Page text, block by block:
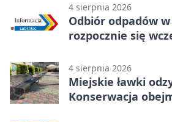
4 sierpnia 2026
Odbiór odpadów
rozpocznie się
4 sierpnia 2026
Miejskie ławki
Konserwacja